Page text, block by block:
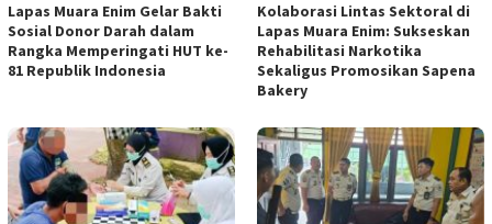
Lapas Muara Enim Gelar Bakti
Sosial Donor Darah dalam
Rangka Memperingati HUT ke-
81 Republik Indonesia
Kolaborasi Lintas Sektoral di
Lapas Muara Enim: Sukseskan
Rehabilitasi Narkotika
Sekaligus Promosikan Sapena
Bakery